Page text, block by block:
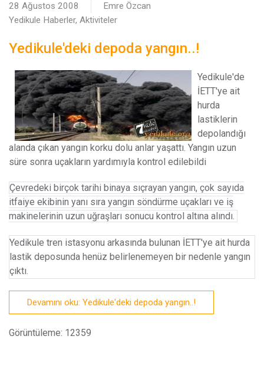
28 Ağustos 2008
Emre Özcan
Yedikule Haberler, Aktiviteler
Yedikule'deki depoda yangın..!
Yedikule'de
İETT'ye ait
hurda
lastiklerin
depolandığı
alanda çıkan yangın korku dolu anlar yaşattı. Yangın uzun
süre sonra uçakların yardımıyla kontrol edilebildi
Çevredeki birçok tarihi binaya sıçrayan yangın, çok sayıda
itfaiye ekibinin yanı sıra yangın söndürme uçakları ve iş
makinelerinin uzun uğraşları sonucu kontrol altına alındı.
Yedikule tren istasyonu arkasında bulunan İETT'ye ait hurda
lastik deposunda henüz belirlenemeyen bir nedenle yangın
çıktı.
Devamını oku: Yedikule'deki depoda yangın..!
Görüntüleme: 12359